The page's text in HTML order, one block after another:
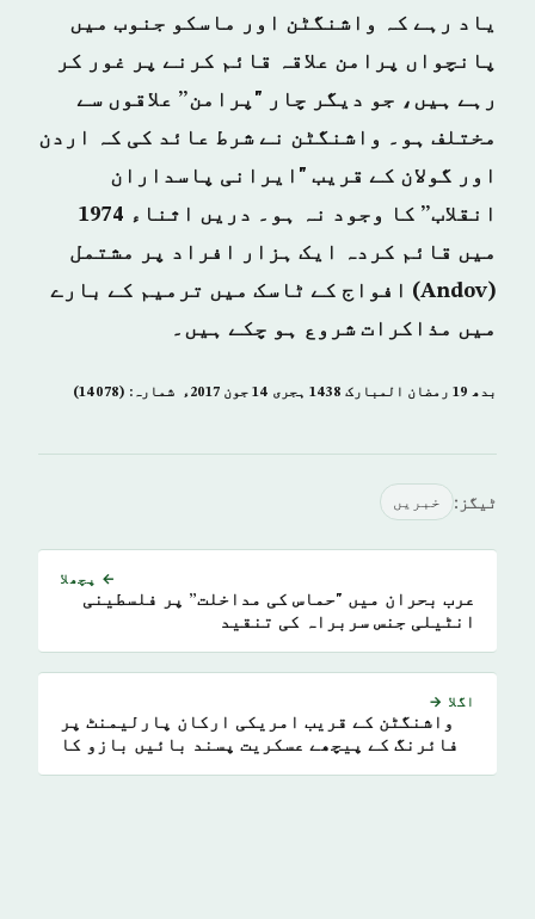
یاد رہے کہ واشنگٹن اور ماسکو جنوب میں
پانچواں پرامن علاقہ قائم کرنے پر غور کر
رہے ہیں، جو دیگر چار "پرامن” علاقوں سے
مختلف ہو۔ واشنگٹن نے شرط عائد کی کہ اردن
اور گولان کے قریب "ایرانی پاسداران
انقلاب” کا وجود نہ ہو۔ دریں اثناء 1974
میں قائم کردہ ایک ہزار افراد پر مشتمل
(Andov) افواج کے ٹاسک میں ترمیم کے بارے
میں مذاکرات شروع ہو چکے ہیں۔
بدھ 19 رمضان المبارک 1438 ہجری­ 14 جون 2017ء شمارہ: (14078)
ٹیگز: خبريں
← پچھلا
عرب بحران میں "حماس کی مداخلت” پر فلسطینی
انٹیلی جنس سربراہ کی تنقید
اگلا →
واشنگٹن کے قریب امریکی ارکان پارلیمنٹ پر
فائرنگ کے پیچھے عسکریت پسند بائیں بازو کا